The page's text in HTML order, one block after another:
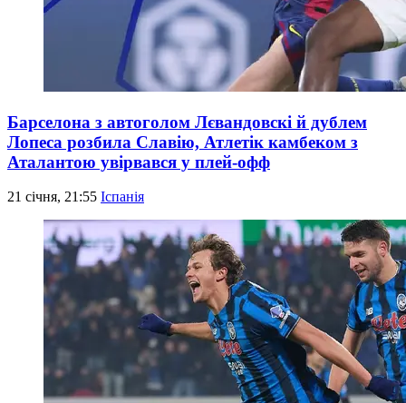
Барселона з автоголом Лєвандовскі й дублем
Лопеса розбила Славію, Атлетік камбеком з
Аталантою увірвався у плей-офф
21 січня, 21:55 Іспанія